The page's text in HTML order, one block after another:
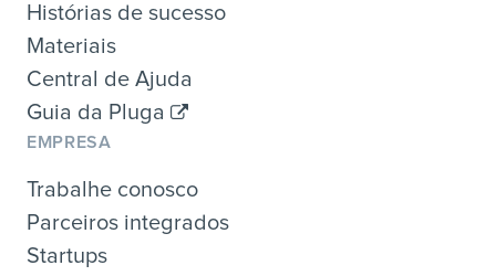
Histórias de sucesso
Materiais
Central de Ajuda
Guia da Pluga
EMPRESA
Trabalhe conosco
Parceiros integrados
Startups